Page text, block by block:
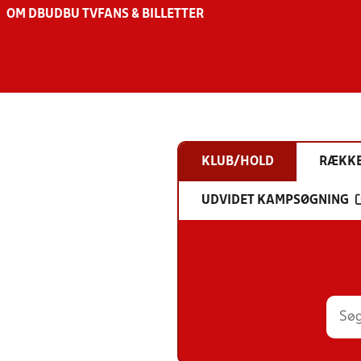
OM DBU DBU TV FANS & BILLETTER
KLUB/HOLD
UDVIDET KAMPSØGNING